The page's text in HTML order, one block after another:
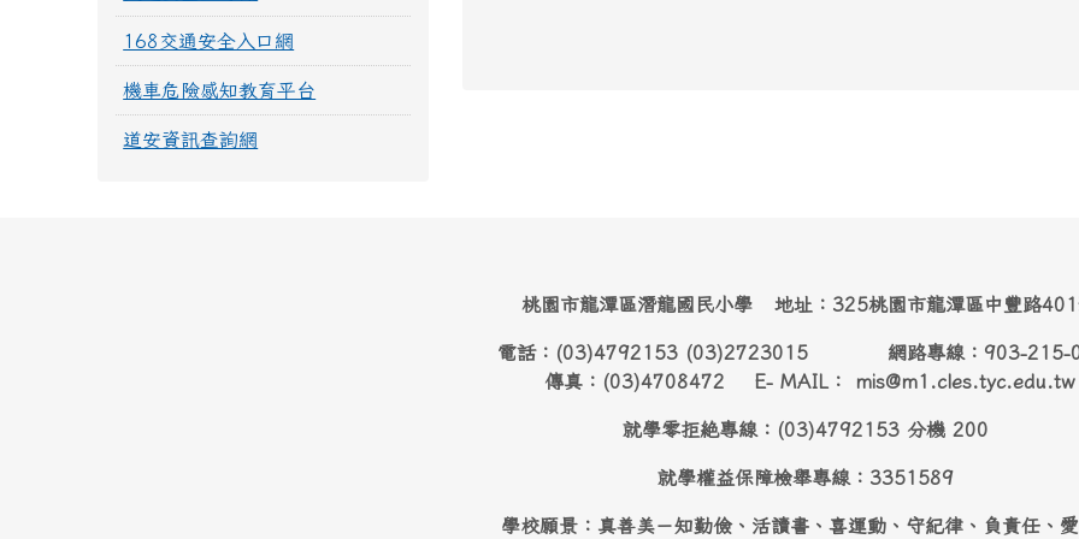
168交通安全入口網
機車危險感知教育平台
道安資訊查詢網
桃園市龍潭區潛龍國民小學 地址：325桃園市龍潭區中豐路
電話：(03)4792153 (03)2723015 網路專線：903-215-
傳真：(03)4708472 E- MAIL： mis@m1.cles.tyc.edu.tw
就學零拒絶專線：(03)4792153 分機 200
就學權益保障檢舉專線：3351589
學校願景：真善美－知勤儉、活讀書、喜運動、守紀律、負責任、